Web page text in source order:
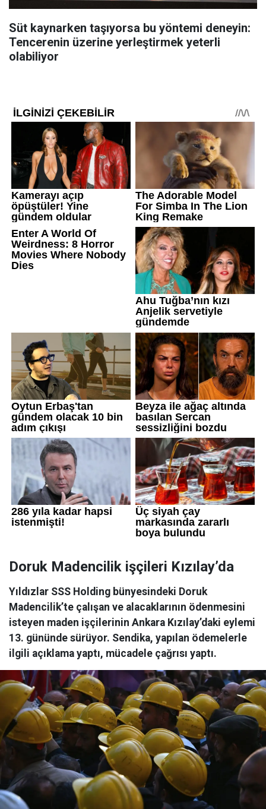
Süt kaynarken taşıyorsa bu yöntemi deneyin:
Tencerenin üzerine yerleştirmek yeterli
olabiliyor
Doruk Madencilik işçileri Kızılay’da
Yıldızlar SSS Holding bünyesindeki Doruk
Madencilik’te çalışan ve alacaklarının ödenmesini
isteyen maden işçilerinin Ankara Kızılay’daki eylemi
13. gününde sürüyor. Sendika, yapılan ödemelerle
ilgili açıklama yaptı, mücadele çağrısı yaptı.